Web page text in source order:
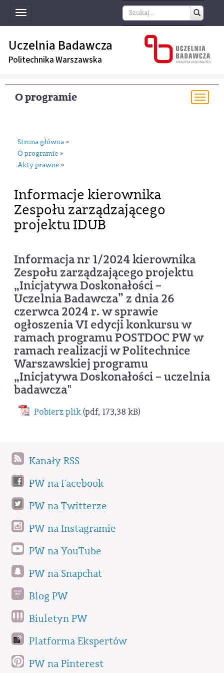
Toggle
navigation
Uczelnia Badawcza
Politechnika Warszawska
O programie
Strona główna »
O programie »
Akty prawne »
Informacje kierownika
Zespołu zarządzającego
projektu IDUB
Informacja nr 1/2024 kierownika
Zespołu zarządzającego projektu
„Inicjatywa Doskonałości –
Uczelnia Badawcza” z dnia 26
czerwca 2024 r. w sprawie
ogłoszenia VI edycji konkursu w
ramach programu POSTDOC PW w
ramach realizacji w Politechnice
Warszawskiej programu
„Inicjatywa Doskonałości – uczelnia
badawcza"
Pobierz plik(pdf, 173,38 kB)
Kanały RSS
PW na Facebook
PW na Twitterze
PW na Instagramie
PW na YouTube
PW na Snapchat
Blog PW
Biuletyn PW
Platforma Ekspertów
PW na Pinterest